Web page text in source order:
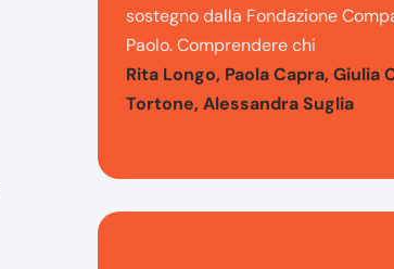
sostegno dalla Fondazione
Paolo. Comprendere chi
Rita Longo, Paola Capra, Giulia
Tortone, Alessandra Suglia